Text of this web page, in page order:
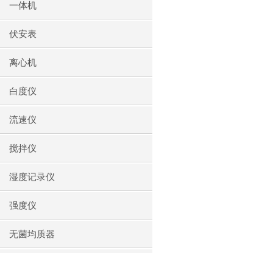
一体机
伏安表
离心机
白度仪
流速仪
搅拌仪
湿度记录仪
强度仪
无菌均质器